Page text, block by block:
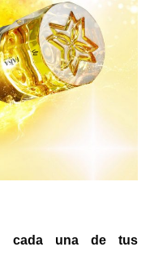
cada una de tus